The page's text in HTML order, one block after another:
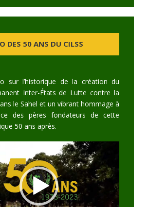
DES 50 ANS DU CILSS
sur l’historique de la création du
Inter-États de Lutte contre la
le Sahel et un vibrant hommage à
des pères fondateurs de cette
50 ans après.